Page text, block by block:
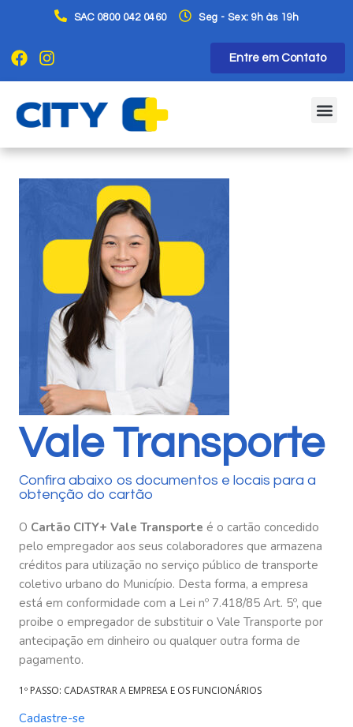
SAC 0800 042 0460 Seg - Sex: 9h às 19h
Entre em Contato
Vale Transporte
Confira abaixo os documentos e locais para a
obtenção do cartão
O Cartão CITY+ Vale Transporte é o cartão concedido
pelo empregador aos seus colaboradores que armazena
créditos para utilização no serviço público de transporte
coletivo urbano do Município. Desta forma, a empresa
está em conformidade com a Lei nº 7.418/85 Art. 5º, que
proibe o empregador de substituir o Vale Transporte por
antecipação em dinheiro ou qualquer outra forma de
pagamento.
1º PASSO: CADASTRAR A EMPRESA E OS FUNCIONÁRIOS
Cadastre-se